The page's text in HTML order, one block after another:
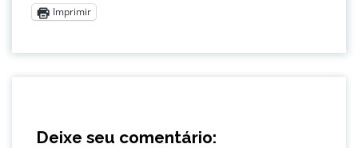
Imprimir
Deixe seu comentário: